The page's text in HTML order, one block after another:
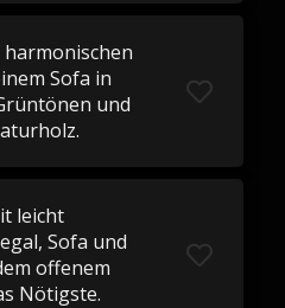
Sofa in
und
leicht
Sofa und
offenem
Nötigste.